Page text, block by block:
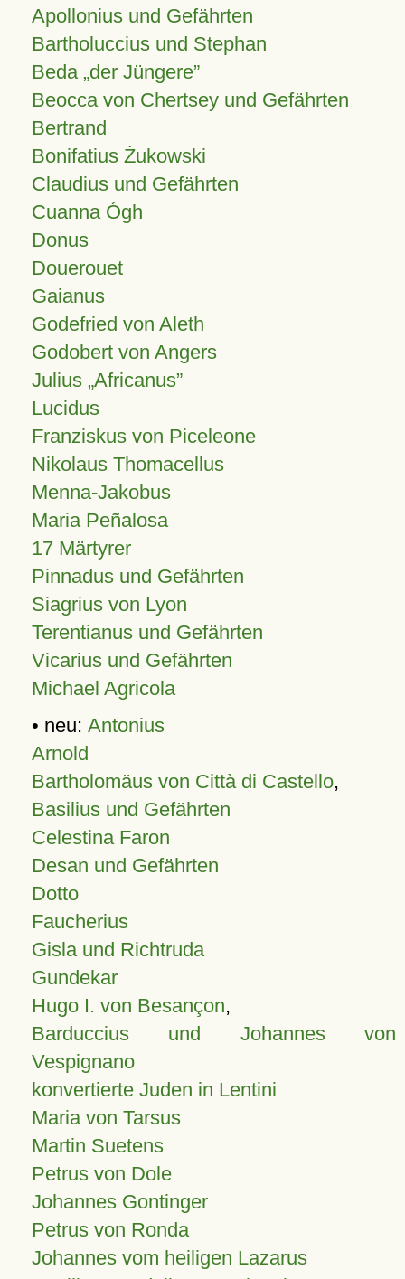
Apollonius und Gefährten
Bartholuccius und Stephan
Beda „der Jüngere”
Beocca von Chertsey und Gefährten
Bertrand
Bonifatius Żukowski
Claudius und Gefährten
Cuanna Ógh
Donus
Douerouet
Gaianus
Godefried von Aleth
Godobert von Angers
Julius Africanus
Lucidus
Franziskus von Piceleone
Nikolaus Thomacellus
Menna-Jakobus
Maria Peñalosa
17 Märtyrer
Pinnadus und Gefährten
Siagrius von Lyon
Terentianus und Gefährten
Vicarius und Gefährten
Michael Agricola
• neu: Antonius
Arnold
Bartholomäus von Città di Castello,
Basilius und Gefährten
Celestina Faron
Desan und Gefährten
Dotto
Faucherius
Gisla und Richtruda
Gundekar
Hugo I. von Besançon,
Barduccius und Johannes von
Vespignano
konvertierte Juden in Lentini
Maria von Tarsus
Martin Suetens
Petrus von Dole
Johannes Gontinger
Petrus von Ronda
Johannes vom heiligen Lazarus